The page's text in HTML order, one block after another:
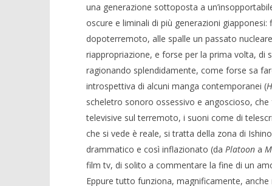
una generazione sottoposta a
oscure e liminali di più generazioni
dopoterremoto, alle spalle un passato
riappropriazione, e forse per la prima volta, di
ragionando splendidamente, come forse sa
introspettiva di alcuni manga contemporanei (
scheletro sonoro ossessivo e angoscioso,
televisive sul terremoto, i suoni come di
che si vede è reale, si tratta della zona di
drammatico e così inflazionato (da Platoona
film tv, di solito a commentare la fine di un
Eppure tutto funziona, magnificamente,